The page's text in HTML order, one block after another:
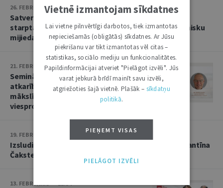
26. FEBRUĀRIS • 13:08
Satversmes tiesa rīko konferenci par nacionālo,
starptautisko un Eiropas Savienības tiesību harmonisku
mijiedarbību
21. FEBRUĀRIS • 11:52
Seminārs par maldinošu dizainu,
atkarību izraisošām platformām un
mākslīgo intelektu ar RJA
viesprofesoru Dr. Marku Leiseru
19. FEBRUĀRIS • 10:55
Izsludināta pieteikšanās piektajai Profesora Konstantīna
Čakstes civiltiesību izspēlei!
13. FEBRUĀRIS • 11:54
Vietnē izmantojam sīkdatnes
Lai vietne pilnvērtīgi darbotos, tiek izmantotas
nepieciešamās (obligātās) sīkdatnes. Ar Jūsu
piekrišanu var tikt izmantotas vēl citas –
statistikas, sociālo mediju un funkcionalitātes.
Papildinformācijai atveriet "Pielāgot izvēli". Jūs
varat jebkurā brīdī mainīt savu izvēli,
atgriežoties šajā vietnē. Plašāk – sīkdatņu
politikā.
PIEŅEMT VISAS
PIELĀGOT IZVĒLI